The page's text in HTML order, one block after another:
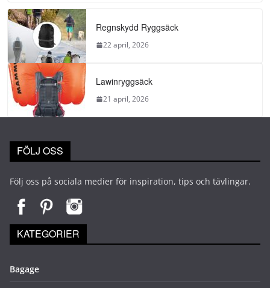
Regnskydd Ryggsäck
22 april, 2026
Lawinryggsäck
21 april, 2026
FÖLJ OSS
Följ oss på sociala medier för inspiration, tips och tävlingar.
KATEGORIER
Bagage